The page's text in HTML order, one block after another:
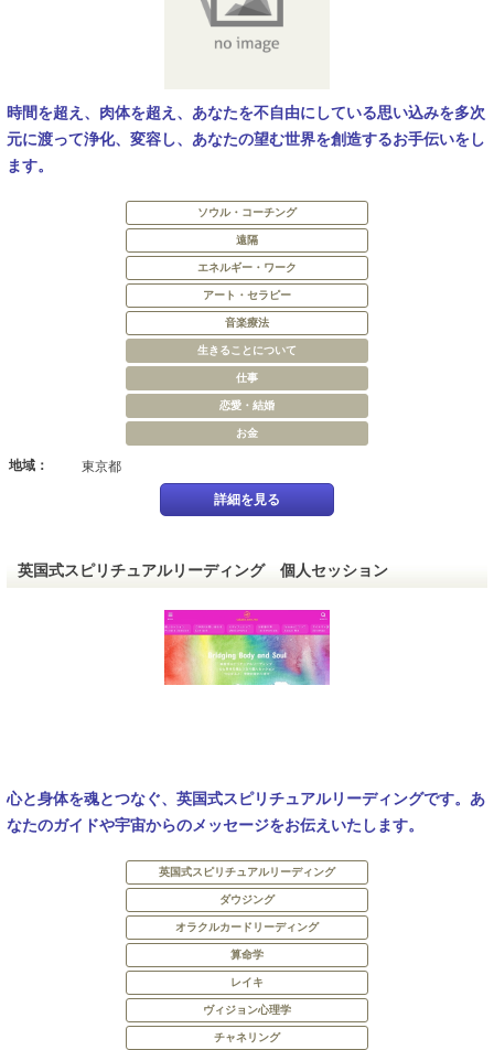
時間を超え、肉体を超え、あなたを不自由にしている思い込みを多次
元に渡って浄化、変容し、あなたの望む世界を創造するお手伝いをし
ます。
ソウル・コーチング
遠隔
エネルギー・ワーク
アート・セラピー
音楽療法
生きることについて
仕事
恋愛・結婚
お金
地域： 東京都
詳細を見る
英国式スピリチュアルリーディング 個人セッション
心と身体を魂とつなぐ、英国式スピリチュアルリーディングです。あ
なたのガイドや宇宙からのメッセージをお伝えいたします。
英国式スピリチュアルリーディング
ダウジング
オラクルカードリーディング
算命学
レイキ
ヴィジョン心理学
チャネリング